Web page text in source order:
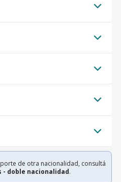
de otra nacionalidad, consultá
- doble nacionalidad.